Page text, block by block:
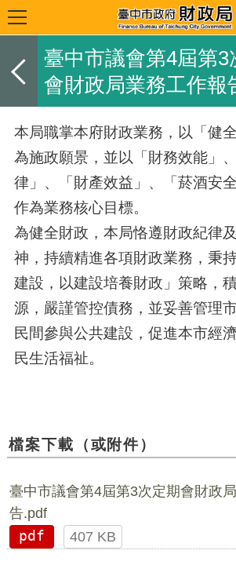
臺中市議會第4屆第3
會財政局業務工作報
本局職掌本府財政業務，以「健
為施政願景 ， 並以「財務效能」
律」、「財產效益」、「菸酒安
作為業務核心目標。
為健全財政 ， 本局恪遵財政紀律
神 ， 持續精進各項財政業務 ， 秉
建設 ， 以建設培養財政」策略 ，
源， 嚴謹管控債務 ， 並妥善管理
民間參與公共建設 ， 促進本市經
民生活福祉。
檔案下載（或附件）
臺中市議會第4屆第3次定期會財政
告.pdf
pdf
407 KB